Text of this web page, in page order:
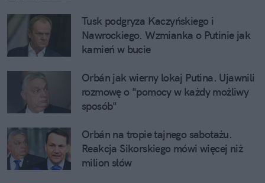
Tusk podgryza Kaczyńskiego i
Nawrockiego. Wzmianka o Putinie jak
kamień w bucie
Orbán jak wierny lokaj Putina. Ujawnili
rozmowę o "pomocy w każdy możliwy
sposób"
Orbán na tropie tajnego sabotażu.
Reakcja Sikorskiego mówi więcej niż
milion słów